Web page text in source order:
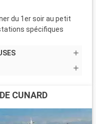
du 1er soir au petit
spécifiques
CUNARD